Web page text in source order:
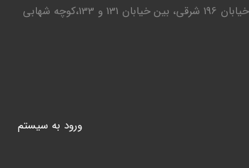
تهران - تهرانپارس بلوار پروین، خیابان 196 شرقی، بین خیابان 131 و 133،کوچه شهابی
ورود به سيستم